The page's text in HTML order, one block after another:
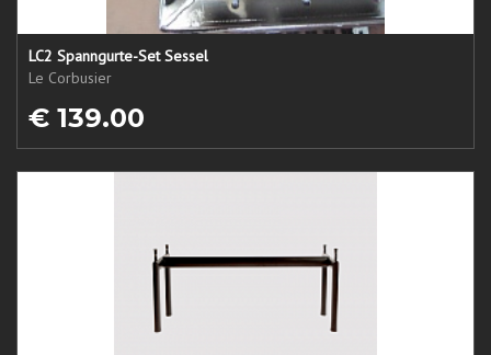
LC2 Spanngurte-Set Sessel
Le Corbusier
€ 139.00